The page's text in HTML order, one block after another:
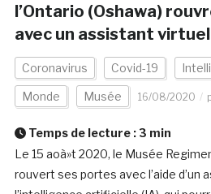
l’Ontario (Oshawa)
avec un assistant
Coronavirus Covid-19
Monde Musée 16/08/2020
Temps de lecture : 3 min
Le 15 aoà»t 2020, le Musée
rouvert ses portes avec l’aide d’un